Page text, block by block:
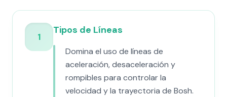
1
Tipos de Líneas
Domina el uso de líneas de
aceleración, desaceleración y
rompibles para controlar la
velocidad y la trayectoria de Bosh.